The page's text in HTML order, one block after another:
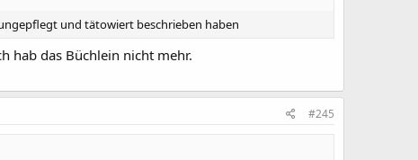
und tätowiert beschrieben haben
hab das Büchlein nicht mehr.
#245